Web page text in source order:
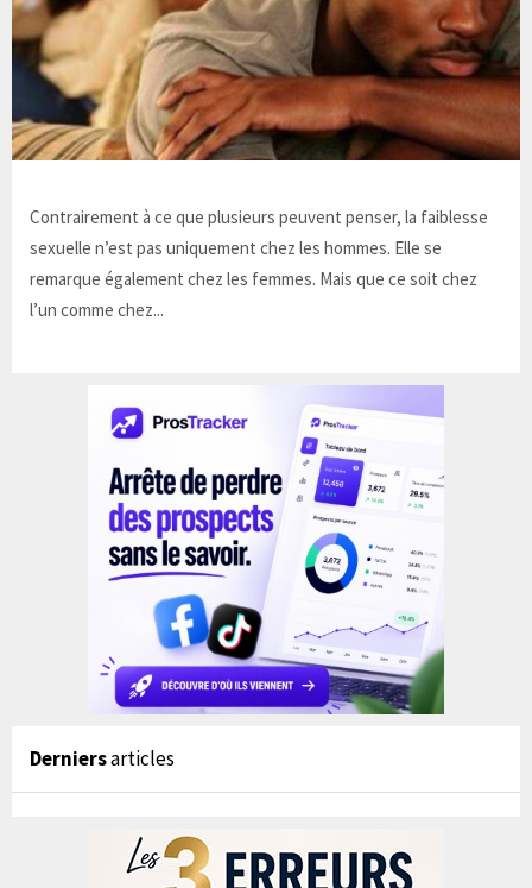
Contrairement à ce que plusieurs peuvent penser, la faiblesse
sexuelle n’est pas uniquement chez les hommes. Elle se
remarque également chez les femmes. Mais que ce soit chez
l’un comme chez...
Derniersarticles